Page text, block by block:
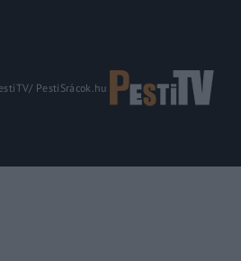
PestiSrácok.hu